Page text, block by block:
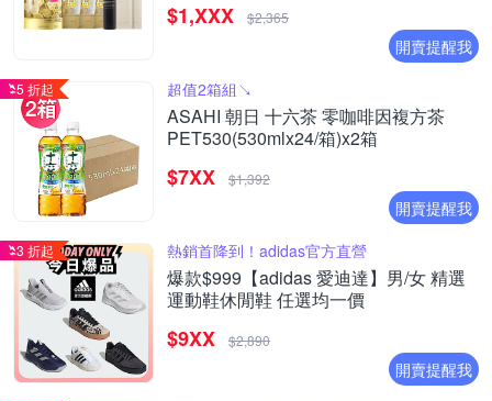
$1,XXX $2,365
開賣提醒我
5 折起 超值2箱組↘︎
ASAHI 朝日 十六茶 零咖啡因複方茶
PET530(530mlx24/箱)x2箱
$7XX $1,392
開賣提醒我
3 折起 熱銷首降到！adidas官方直營
爆款$999【adidas 愛迪達】男/女 精選
運動鞋休閒鞋 任選均一價
$9XX $2,890
開賣提醒我